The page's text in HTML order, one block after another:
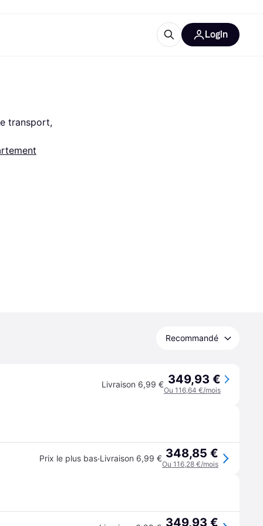
Login
transport,
Recommandé
Livraison 6,99 € 349,93 €
Ou 116,64 €/mois
Prix le plus bas·Livraison 6,99 € 348,85 €
Ou 116,28 €/mois
349,93 €